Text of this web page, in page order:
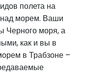
полета на
над морем. Ваши
Черного моря, а
как и вы в
в Трабзоне –